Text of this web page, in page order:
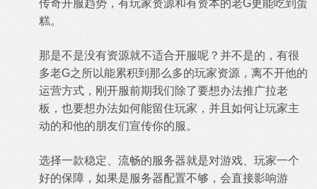
传奇开服趋势，有玩家资源和有资本的老G更能吃到蛋
糕。
那是不是没有资源就不适合开服呢？并不是的，有很
多老G之所以能累积到那么多的玩家资源，离不开他的
运营方式，刚开服前期我们除了要想办法推广拉老
板，也要想办法如何能留住玩家，并且如何让玩家主
动的和他的朋友们宣传你的服。
选择一款稳定、流畅的服务器就是对游戏、玩家一个
好的保障，如果是服务器配置不够，会直接影响游